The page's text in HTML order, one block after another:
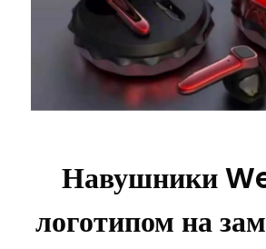
Навушники
логотипом на